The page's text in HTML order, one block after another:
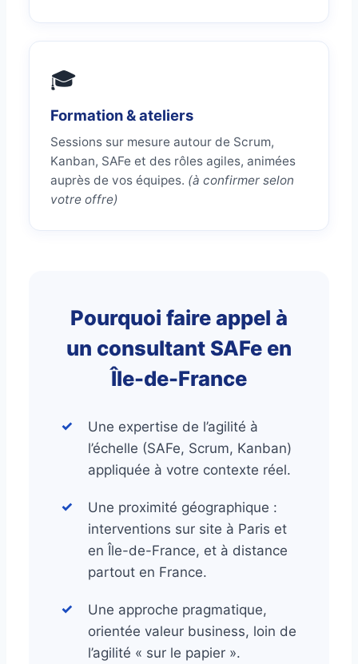
🎓
Formation & ateliers
Sessions sur mesure autour de Scrum,
Kanban, SAFe et des rôles agiles, animées
auprès de vos équipes. (à confirmer selon
votre offre)
Pourquoi faire appel à
un consultant SAFe en
Île-de-France
Une expertise de l’agilité à
l’échelle (SAFe, Scrum, Kanban)
appliquée à votre contexte réel.
Une proximité géographique :
interventions sur site à Paris et
en Île-de-France, et à distance
partout en France.
Une approche pragmatique,
orientée valeur business, loin de
l’agilité « sur le papier ».